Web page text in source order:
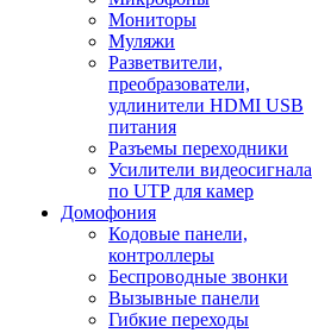
Мониторы
Муляжи
Разветвители,
преобразователи,
удлинители HDMI USB
питания
Разъемы переходники
Усилители видеосигнала
по UTP для камер
Домофония
Кодовые панели,
контроллеры
Беспроводные звонки
Вызывные панели
Гибкие переходы